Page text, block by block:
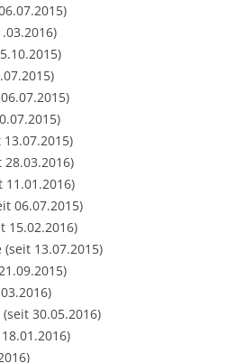
11.01.2016)
06.07.2015)
15.02.2016)
13.07.2015)
30.05.2016)